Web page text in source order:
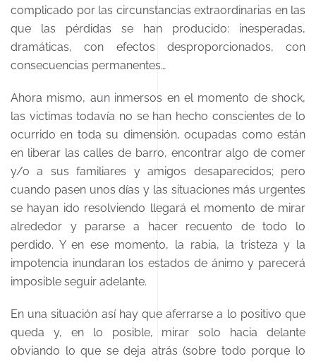
complicado por las circunstancias extraordinarias en las
que las pérdidas se han producido: inesperadas,
dramáticas, con efectos desproporcionados, con
consecuencias permanentes…
Ahora mismo, aun inmersos en el momento de shock,
las victimas todavía no se han hecho conscientes de lo
ocurrido en toda su dimensión, ocupadas como están
en liberar las calles de barro, encontrar algo de comer
y/o a sus familiares y amigos desaparecidos; pero
cuando pasen unos días y las situaciones más urgentes
se hayan ido resolviendo llegará el momento de mirar
alrededor y pararse a hacer recuento de todo lo
perdido. Y en ese momento, la rabia, la tristeza y la
impotencia inundaran los estados de ánimo y parecerá
imposible seguir adelante.
En una situación así hay que aferrarse a lo positivo que
queda y, en lo posible, mirar solo hacia delante
obviando lo que se deja atrás (sobre todo porque lo